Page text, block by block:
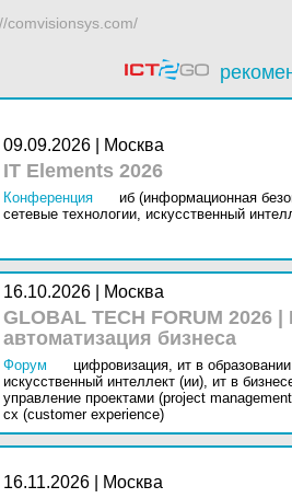
comvisionsys.com/
09.09.2026 | Москва
IT Elements 2026
Конференция
иб (информационная
сетевые технологии, искусственный
16.10.2026 | Москва
GLOBAL TECH FORUM
автоматизация бизнеса
Форум цифровизация, ит в
искусственный интеллект (ии), ит в
управление проектами (project
cx (customer experience)
16.11.2026 | Москва